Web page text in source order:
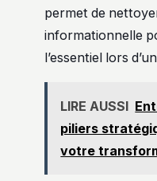
permet de
informationnelle
l’essentiel lors
LIRE AUSSI
piliers
votre